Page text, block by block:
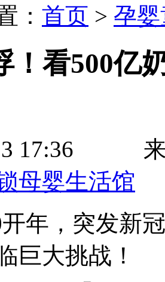
： 首页 > 孕
！看500亿
13 17:36
母婴生活馆
，突发新冠
巨大挑战！